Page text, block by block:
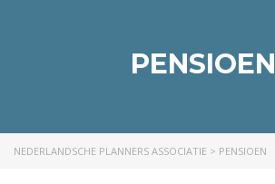
PENSIOEN
NEDERLANDSCHE PLANNERS ASSOCIATIE > PENSIOEN